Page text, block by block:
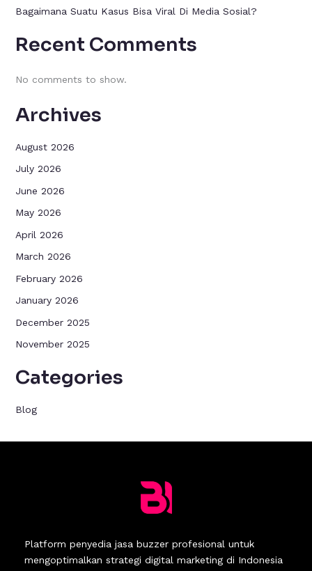
Bagaimana Suatu Kasus Bisa Viral Di Media Sosial?
Recent Comments
No comments to show.
Archives
August 2026
July 2026
June 2026
May 2026
April 2026
March 2026
February 2026
January 2026
December 2025
November 2025
Categories
Blog
Platform penyedia jasa buzzer profesional untuk
mengoptimalkan strategi digital marketing di Indonesia